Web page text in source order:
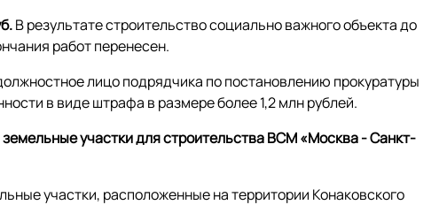
В результате строительство социально важного объекта до
работ перенесен.
лицо подрядчика по постановлению прокуратуры
в виде штрафа в размере более 1,2 млн рублей.
участки для строительства ВСМ «Москва - Санкт-
участки, расположенные на территории Конаковского